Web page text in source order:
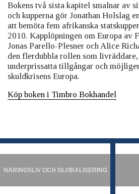
Bokens två sista kapitel smalnar av
och kupperna gör Jonathan Holslag
att bemöta fem afrikanska
2010. Kapplöpningen om Europa av
Jonas Parello-Plesner och Alice
den flerdubbla rollen som
underprissatta tillgångar och
skuldkrisens Europa.
Köp boken i Timbro Bokhandel
NÄRINGSLIV OCH GLOBALISERING